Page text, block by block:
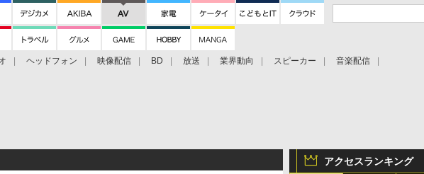
ヘッドフォン 映像配信 BD 放送 業界動向 スピーカー
音楽配信
アクセスランキング